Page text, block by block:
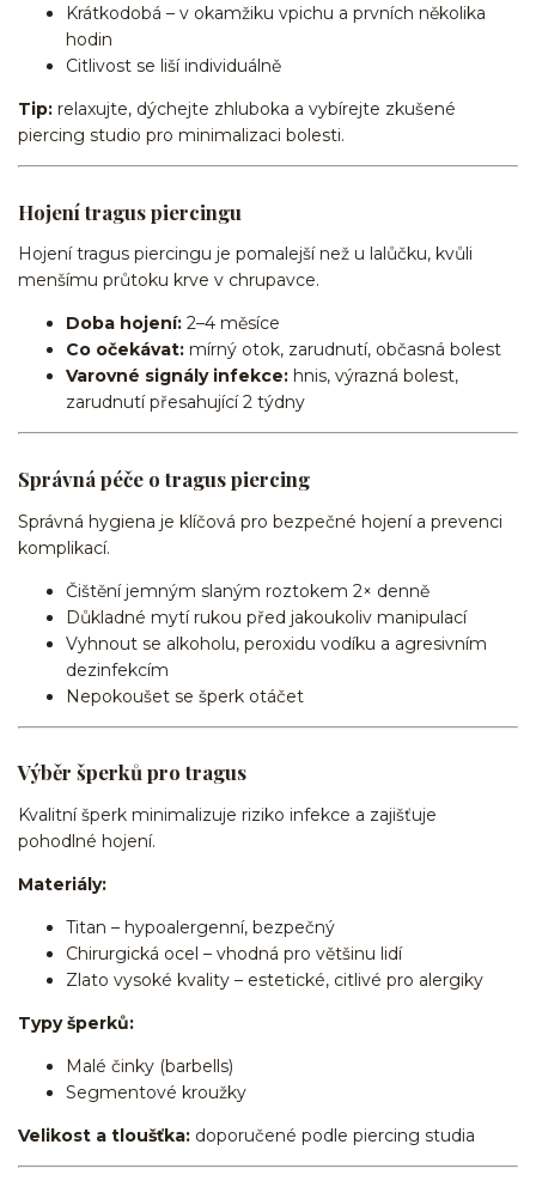
Krátkodobá – v okamžiku vpichu a prvních několika
hodin
Citlivost se liší individuálně
Tip: relaxujte, dýchejte zhluboka a vybírejte zkušené
piercing studio pro minimalizaci bolesti.
Hojení tragus piercingu
Hojení tragus piercingu je pomalejší než u lalůčku, kvůli
menšímu průtoku krve v chrupavce.
Doba hojení: 2–4 měsíce
Co očekávat: mírný otok, zarudnutí, občasná bolest
Varovné signály infekce: hnis, výrazná bolest,
zarudnutí přesahující 2 týdny
Správná péče o tragus piercing
Správná hygiena je klíčová pro bezpečné hojení a prevenci
komplikací.
Čištění jemným slaným roztokem 2× denně
Důkladné mytí rukou před jakoukoliv manipulací
Vyhnout se alkoholu, peroxidu vodíku a agresivním
dezinfekcím
Nepokoušet se šperk otáčet
Výběr šperků pro tragus
Kvalitní šperk minimalizuje riziko infekce a zajišťuje
pohodlné hojení.
Materiály:
Titan – hypoalergenní, bezpečný
Chirurgická ocel – vhodná pro většinu lidí
Zlato vysoké kvality – estetické, citlivé pro alergiky
Typy šperků:
Malé činky (barbells)
Segmentové kroužky
Velikost a tloušťka: doporučené podle piercing studia